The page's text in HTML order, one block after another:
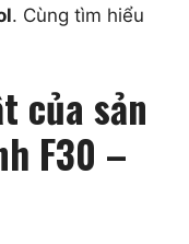
. Cùng tìm hiểu
của sản
F30 –